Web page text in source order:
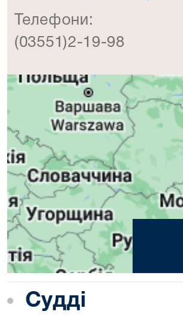
Телефони:
(03551)2-19-98
Судді